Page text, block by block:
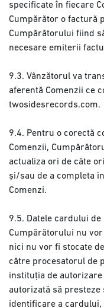
specificate în fiecare
Cumpărător o factură
Cumpărătorului fiind
necesare emiterii
9.3. Vânzătorul va
aferentă Comenzii ce
twosidesrecords.com.
9.4. Pentru o corectă
Comenzii,
actualiza ori de câte
și/sau de a completa
Comenzi.
9.5. Datele cardului
Cumpărătorului nu
nici nu vor fi stocate
către procesatorul de
instituția de autorizare
autorizată să
identificare a